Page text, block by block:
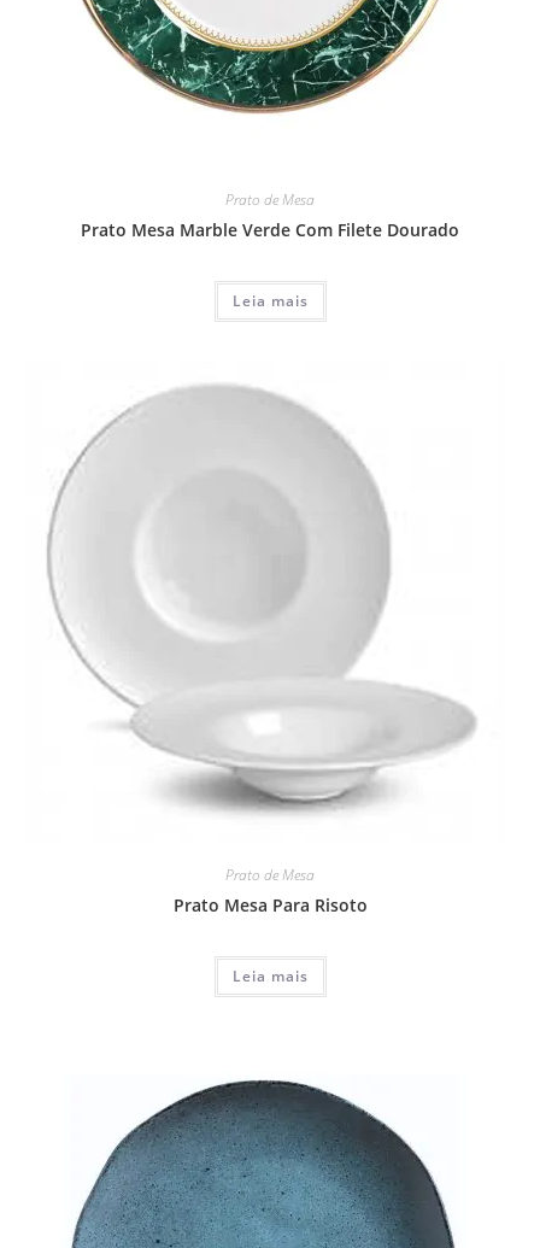
Prato de Mesa
Prato Mesa Marble Verde Com Filete Dourado
Leia mais
Prato de Mesa
Prato Mesa Para Risoto
Leia mais